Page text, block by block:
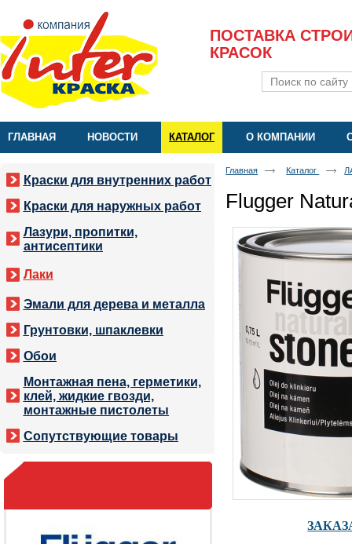
ПОСТАВКА
КРАСОК
ГЛАВНАЯ НОВОСТИ КАТАЛОГ О КОМПАНИИ
Краски для внутренних работ
Краски для наружных работ
Лазури, пропитки,
антисептики
Лаки
Эмали для дерева и металла
Грунтовки, шпаклевки
Обои
Монтажная пена, герметики,
клей, жидкие гвозди,
монтажные пистолеты
Сопутствующие товары
Главная Каталог
Flugger